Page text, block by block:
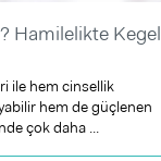
Hamilelikte Kegel
ile hem cinsellik
hem de güçlenen
çok daha ...